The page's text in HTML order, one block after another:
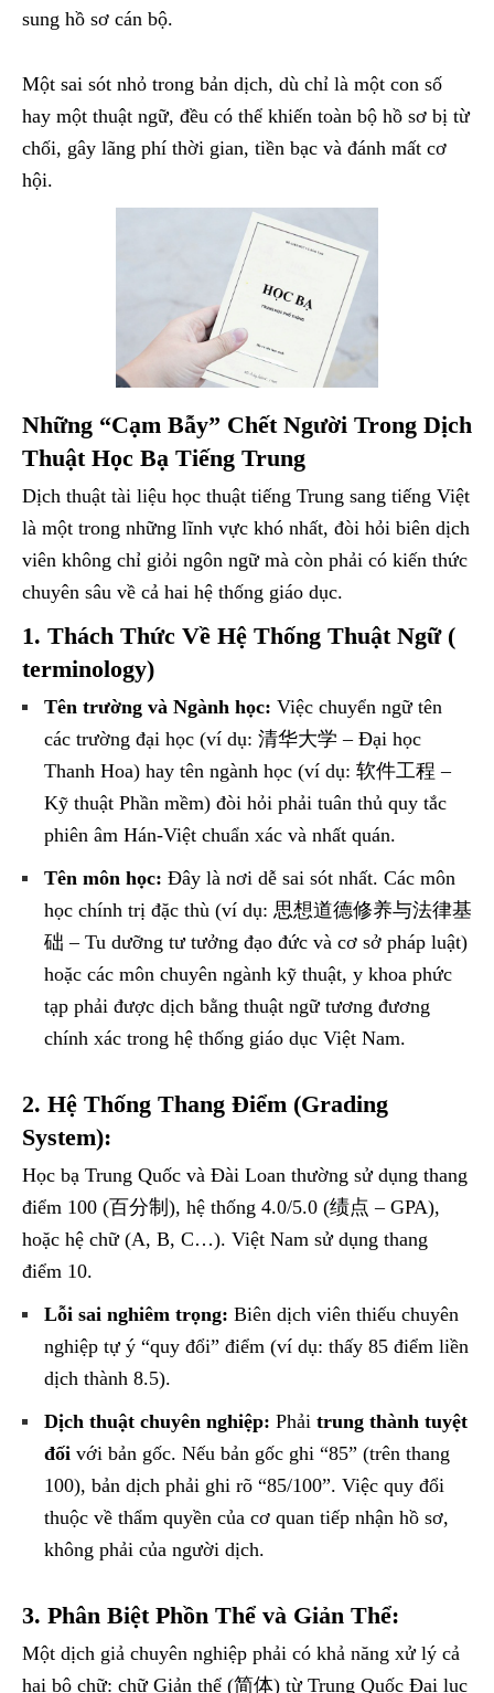
sung hồ sơ cán bộ.
Một sai sót nhỏ trong bản dịch, dù chỉ là một con số
hay một thuật ngữ, đều có thể khiến toàn bộ hồ sơ bị từ
chối, gây lãng phí thời gian, tiền bạc và đánh mất cơ
hội.
Những “Cạm Bẫy” Chết Người Trong Dịch
Thuật Học Bạ Tiếng Trung
Dịch thuật tài liệu học thuật tiếng Trung sang tiếng Việt
là một trong những lĩnh vực khó nhất, đòi hỏi biên dịch
viên không chỉ giỏi ngôn ngữ mà còn phải có kiến thức
chuyên sâu về cả hai hệ thống giáo dục.
1. Thách Thức Về Hệ Thống Thuật Ngữ (
terminology)
Tên trường và Ngành học: Việc chuyển ngữ tên
các trường đại học (ví dụ: 清华大学 – Đại học
Thanh Hoa) hay tên ngành học (ví dụ: 软件工程 –
Kỹ thuật Phần mềm) đòi hỏi phải tuân thủ quy tắc
phiên âm Hán-Việt chuẩn xác và nhất quán.
Tên môn học: Đây là nơi dễ sai sót nhất. Các môn
học chính trị đặc thù (ví dụ: 思想道德修养与法律基
础 – Tu dưỡng tư tưởng đạo đức và cơ sở pháp luật)
hoặc các môn chuyên ngành kỹ thuật, y khoa phức
tạp phải được dịch bằng thuật ngữ tương đương
chính xác trong hệ thống giáo dục Việt Nam.
2. Hệ Thống Thang Điểm (Grading
System):
Học bạ Trung Quốc và Đài Loan thường sử dụng thang
điểm 100 (百分制), hệ thống 4.0/5.0 (绩点 – GPA),
hoặc hệ chữ (A, B, C…). Việt Nam sử dụng thang
điểm 10.
Lỗi sai nghiêm trọng: Biên dịch viên thiếu chuyên
nghiệp tự ý “quy đổi” điểm (ví dụ: thấy 85 điểm liền
dịch thành 8.5).
Dịch thuật chuyên nghiệp: Phải trung thành tuyệt
đối với bản gốc. Nếu bản gốc ghi “85” (trên thang
100), bản dịch phải ghi rõ “85/100”. Việc quy đổi
thuộc về thẩm quyền của cơ quan tiếp nhận hồ sơ,
không phải của người dịch.
3. Phân Biệt Phồn Thể và Giản Thể:
Một dịch giả chuyên nghiệp phải có khả năng xử lý cả
hai bộ chữ: chữ Giản thể (简体) từ Trung Quốc Đại lục